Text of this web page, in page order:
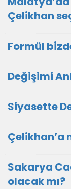
Çelikhan
Formül
Değişimi
Siyasette
Çelikhan’a
Sakarya
olacak mı?